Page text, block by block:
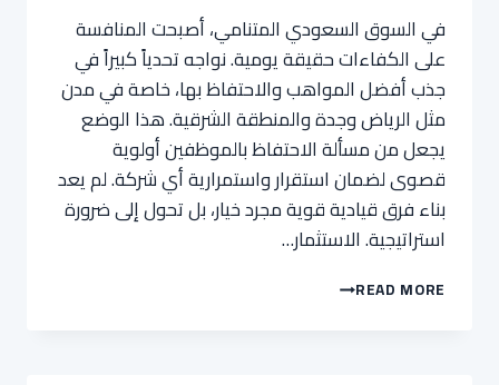
في السوق السعودي المتنامي، أصبحت المنافسة
على الكفاءات حقيقة يومية. نواجه تحدياً كبيراً في
جذب أفضل المواهب والاحتفاظ بها، خاصة في مدن
مثل الرياض وجدة والمنطقة الشرقية. هذا الوضع
يجعل من مسألة الاحتفاظ بالموظفين أولوية
قصوى لضمان استقرار واستمرارية أي شركة. لم يعد
بناء فرق قيادية قوية مجرد خيار، بل تحول إلى ضرورة
استراتيجية. الاستثمار…
READ MOREكيف